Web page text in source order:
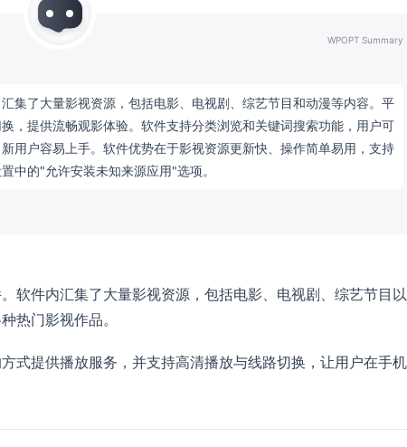
WPOPT Summary
集了大量影视资源，包括电影、电视剧、综艺节目和动漫等内容。平
，提供流畅观影体验。软件支持分类浏览和关键词搜索功能，用户可
用户容易上手。软件优势在于影视资源更新快、操作简单易用，支持
中的"允许安装未知来源应用"选项。
软件内汇集了大量影视资源，包括电影、电视剧、综艺节目
热门影视作品。
式提供播放服务，并支持高清播放与线路切换，让用户在手